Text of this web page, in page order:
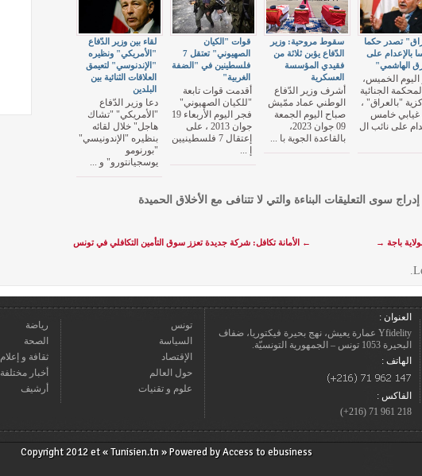
لقاء بين وزير الدّفاع
"الأمريكي" ونظيره
"الإندنوسي" لتعيمق
العلاقات الثنائية بين
البلدين
دعا وزير الدّفاع
"الأمريكي" "تشاك
هاجل" خلال لقائه
بنظيره "الإندونيسي"
"بورنومو
يوسجيانتورو" و ...
قوات "الكيان
الصهيوني" تعتقل 7
فلسطينين في "الضفة
الغربية"
أقدمت قوات تابعة
"للكيان الصهيوني"
فجر اليوم الأربعاء 19
جوان 2013 ، على
إعتقال 7 فلسطينيين
إ ...
سقوط مروحية: وزير
الدّفاع يؤبن ثلاثة من
فقيدي المؤسسة
العسكرية
أشرف وزير الدّفاع
الوطني عماد ممّيش
صباح اليوم الجمعة
09 جوان 2023،
بالقاعدة الجوية با ...
تصدر حكما
بالإعدام على
الهاشمي"
الخميس،
الجنائية
"بالعراق" ،
خامس
على نائب ال
إدراج سوى التعليقات البناءة والتي لا تتنافى مع الأخلاق الحميدة
← الأمانة تكافل: شركة جديدة تعزز سوق التأمين التكافلي في تونس باجة →
العنوان :
Yfidelity عمارة يعيش، نهج بحيرة فيكتوريا، ضفاف
البحيرة 1053 تونس – الجمهورية التونسيّة.
الهاتف :
الفاكس :
218 961 71 (216+)
تونس
السياسة
الإقتصاد
حول العالم
علوم و تقنيات
رياضة
الصحة
ثقافة و إعلام
أخبار مختلفة
أرشيف
Copyright 2012 et « Tunisien.tn » Powered byAccess to ebusiness